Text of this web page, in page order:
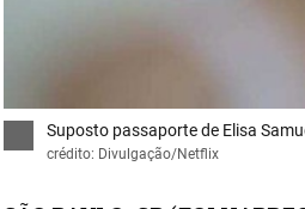
Suposto passaporte de Elisa
crédito: Divulgação/Netflix